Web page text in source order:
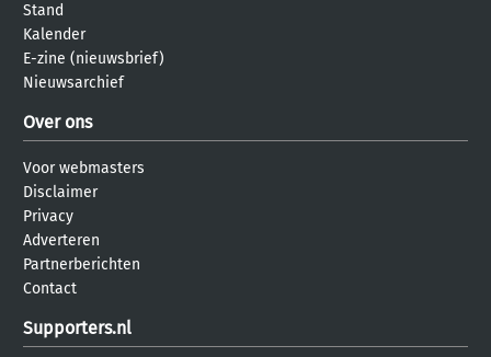
Stand
Kalender
E-zine (nieuwsbrief)
Nieuwsarchief
Over ons
Voor webmasters
Disclaimer
Privacy
Adverteren
Partnerberichten
Contact
Supporters.nl